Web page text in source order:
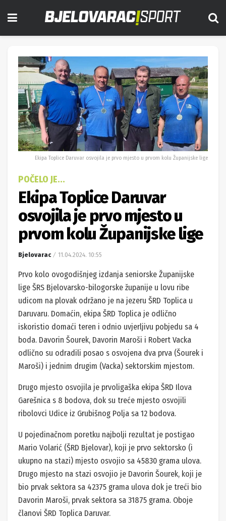
Ekipa Toplice Daruvar osvojila je prvo mjesto u prvom kolu Županijske lige
POČELO JE...
Ekipa Toplice Daruvar
osvojila je prvo mjesto u
prvom kolu Županijske lige
Bjelovarac 11.04.2024. 10:55
Prvo kolo ovogodišnjeg izdanja seniorske Županijske
lige ŠRS Bjelovarsko-bilogorske županije u lovu ribe
udicom na plovak održano je na jezeru ŠRD Toplica u
Daruvaru. Domaćin, ekipa ŠRD Toplica je odlično
iskoristio domaći teren i odnio uvjerljivu pobjedu sa 4
boda. Davorin Šourek, Davorin Maroši i Robert Vacka
odlično su odradili posao s osvojena dva prva (Šourek i
Maroši) i jednim drugim (Vacka) sektorskim mjestom.
Drugo mjesto osvojila je prvoligaška ekipa ŠRD Ilova
Garešnica s 8 bodova, dok su treće mjesto osvojili
ribolovci Udice iz Grubišnog Polja sa 12 bodova.
U pojedinačnom poretku najbolji rezultat je postigao
Mario Volarić (ŠRD Bjelovar), koji je prvo sektorsko (i
ukupno na stazi) mjesto osvojio sa 45830 grama ulova.
Drugo mjesto na stazi osvojio je Davorin Šourek, koji je
bio prvak sektora sa 42375 grama ulova dok je treći bio
Davorin Maroši, prvak sektora sa 31875 grama. Oboje
članovi ŠRD Toplica Daruvar.